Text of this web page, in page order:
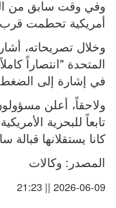
أمريكية تحطمت
في إشارة إلى
كانا يستقلانها
المصدر: وكالات
2026-06-09 || 21:23